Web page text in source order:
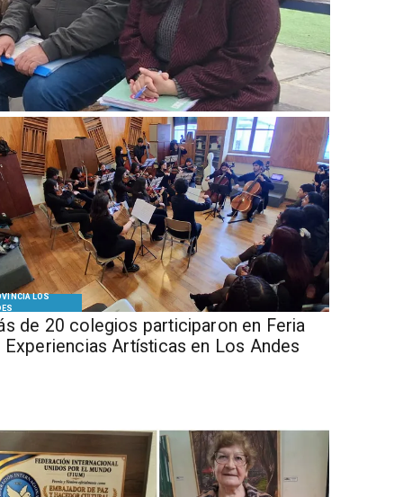
LOS
de 20 colegios participaron en Feria
Experiencias Artísticas en Los Andes